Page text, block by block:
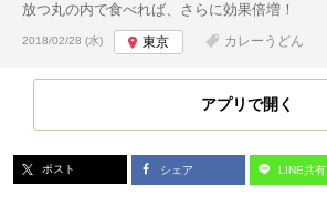
放つ丸の内で食べれば、さらに効果倍増！
投稿日:
2018/02/28 (水) 東京 カレーうどん
アプリで開く
ポスト シェア LINE共有